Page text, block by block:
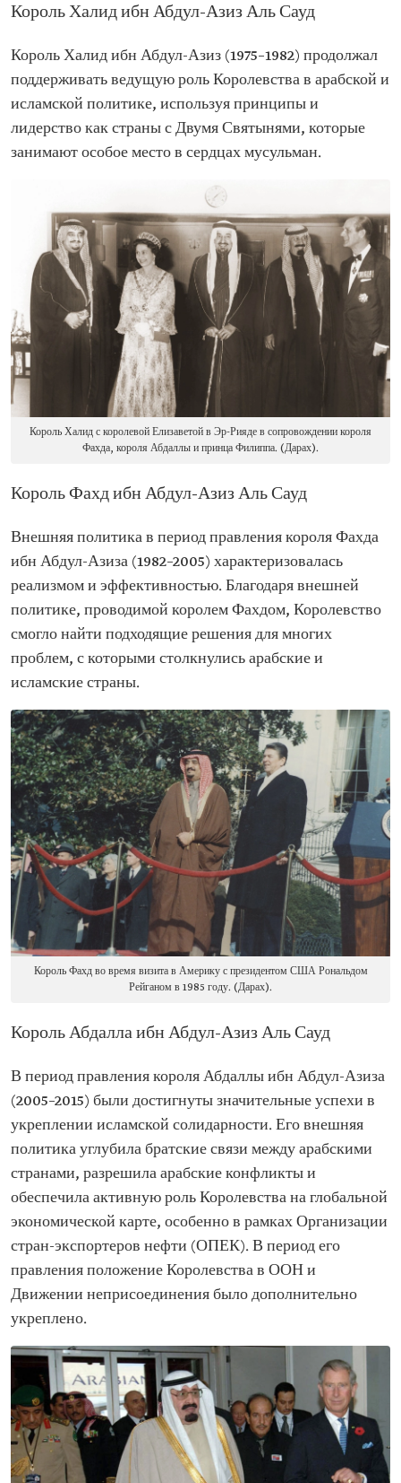
Король Халид ибн Абдул-Азиз Аль Сауд
Король Халид ибн Абдул-Азиз (1975–1982) продолжал
поддерживать ведущую роль Королевства в арабской и
исламской политике, используя принципы и
лидерство как страны с Двумя Святынями, которые
занимают особое место в сердцах мусульман.
Король Халид с королевой Елизаветой в Эр-Рияде в сопровождении короля
Фахда, короля Абдаллы и принца Филиппа. (Дарах).
Король Фахд ибн Абдул-Азиз Аль Сауд
Внешняя политика в период правления короля Фахда
ибн Абдул-Азиза (1982–2005) характеризовалась
реализмом и эффективностью. Благодаря внешней
политике, проводимой королем Фахдом, Королевство
смогло найти подходящие решения для многих
проблем, с которыми столкнулись арабские и
исламские страны.
Король Фахд во время визита в Америку с президентом США Рональдом
Рейганом в 1985 году. (Дарах).
Король Абдалла ибн Абдул-Азиз Аль Сауд
В период правления короля Абдаллы ибн Абдул-Азиза
(2005–2015) были достигнуты значительные успехи в
укреплении исламской солидарности. Его внешняя
политика углубила братские связи между арабскими
странами, разрешила арабские конфликты и
обеспечила активную роль Королевства на глобальной
экономической карте, особенно в рамках Организации
стран-экспортеров нефти (ОПЕК). В период его
правления положение Королевства в ООН и
Движении неприсоединения было дополнительно
укреплено.